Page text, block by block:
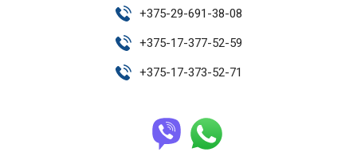
+375-29-691-38-08
+375-17-377-52-59
+375-17-373-52-71